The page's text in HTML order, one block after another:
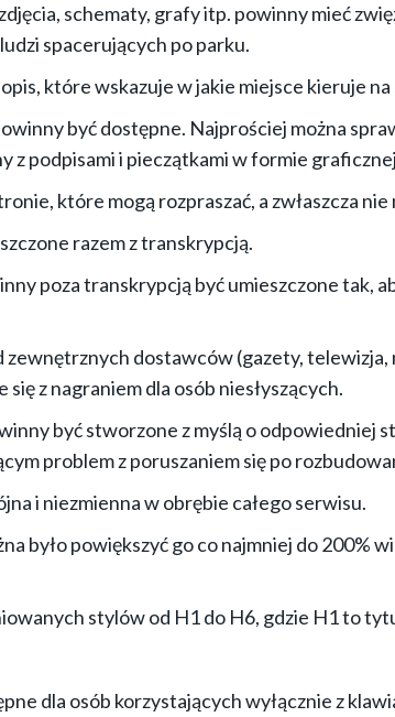
schematy, grafy itp. powinny mieć
spacerujących po parku.
które wskazuje w jakie miejsce kieruje
być dostępne. Najprościej można
z podpisami i pieczątkami w formie
które mogą rozpraszać, a zwłaszcza
razem z transkrypcją.
poza transkrypcją być umieszczone tak,
zewnętrznych dostawców (gazety,
z nagraniem dla osób niesłyszących.
być stworzone z myślą o odpowiedniej
problem z poruszaniem się po
i niezmienna w obrębie całego serwisu.
było powiększyć go co najmniej do 200%
stylów od H1 do H6, gdzie H1 to
dla osób korzystających wyłącznie z